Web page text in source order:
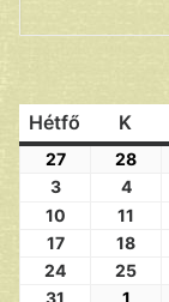
Hétfő K
27 28
3
4
10
11
17
18
24
25
31
1